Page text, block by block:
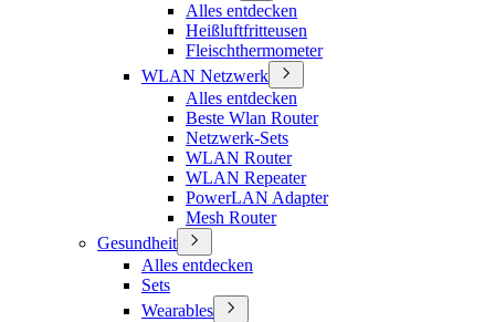
Alles entdecken
Heißluftfritteusen
Fleischthermometer
WLAN Netzwerk
Alles entdecken
Beste Wlan Router
Netzwerk-Sets
WLAN Router
WLAN Repeater
PowerLAN Adapter
Mesh Router
Gesundheit
Alles entdecken
Sets
Wearables